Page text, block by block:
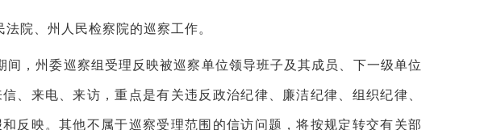
院、州人民检察院的巡察工作。
，州委巡察组受理反映被巡察单位领导班子及其成员、下一级单位
、来电、来访，重点是有关违反政治纪律、廉洁纪律、组织纪律、
反映。其他不属于巡察受理范围的信访问题，将按规定转交有关部